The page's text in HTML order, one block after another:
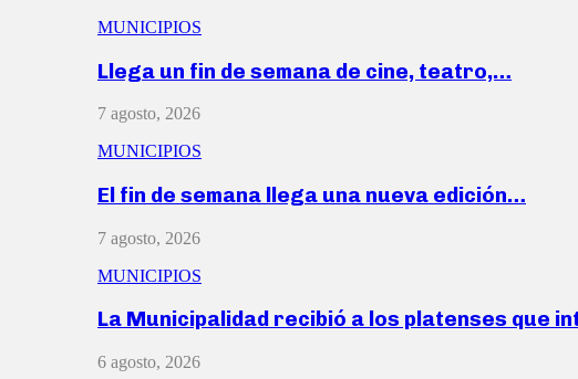
MUNICIPIOS
Llega un fin de semana de cine, teatro,…
7 agosto, 2026
MUNICIPIOS
El fin de semana llega una nueva edición…
7 agosto, 2026
MUNICIPIOS
La Municipalidad recibió a los platenses que
6 agosto, 2026